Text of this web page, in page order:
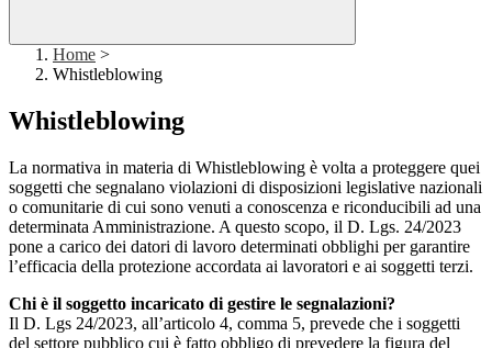
Home >
Whistleblowing
Whistleblowing
La normativa in materia di Whistleblowing è volta a proteggere quei
soggetti che segnalano violazioni di disposizioni legislative nazionali
o comunitarie di cui sono venuti a conoscenza e riconducibili ad una
determinata Amministrazione. A questo scopo, il D. Lgs. 24/2023
pone a carico dei datori di lavoro determinati obblighi per garantire
l’efficacia della protezione accordata ai lavoratori e ai soggetti terzi.
Chi è il soggetto incaricato di gestire le segnalazioni?
Il D. Lgs 24/2023, all’articolo 4, comma 5, prevede che i soggetti
del settore pubblico cui è fatto obbligo di prevedere la figura del